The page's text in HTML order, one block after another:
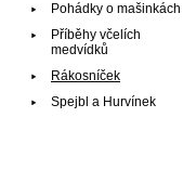
Pohádky o mašinkách
Příběhy včelích
medvídků
Rákosníček
Spejbl a Hurvínek